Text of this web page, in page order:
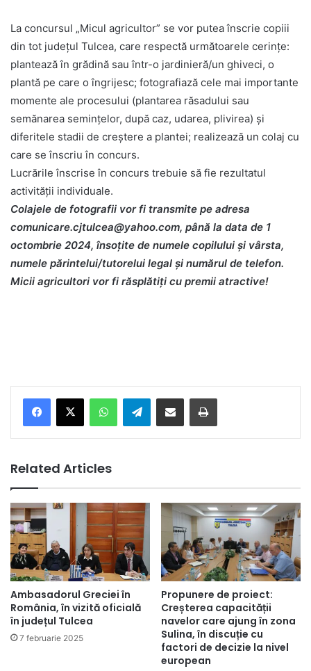
La concursul „Micul agricultor” se vor putea înscrie copiii
din tot județul Tulcea, care respectă următoarele cerințe:
plantează în grădină sau într-o jardinieră/un ghiveci, o
plantă pe care o îngrijesc; fotografiază cele mai importante
momente ale procesului (plantarea răsadului sau
semănarea semințelor, după caz, udarea, plivirea) și
diferitele stadii de creștere a plantei; realizează un colaj cu
care se înscriu în concurs.
Lucrările înscrise în concurs trebuie să fie rezultatul
activității individuale.
Colajele de fotografii vor fi transmite pe adresa
comunicare.cjtulcea@yahoo.com, până la data de 1
octombrie 2024, însoțite de numele copilului și vârsta,
numele părintelui/tutorelui legal și numărul de telefon.
Micii agricultori vor fi răsplătiți cu premii atractive!
Telegram
Related Articles
Ambasadorul Greciei în
România, în vizită oficială
în județul Tulcea
7 februarie 2025
Propunere de proiect:
Creșterea capacității
navelor care ajung în zona
Sulina, în discuție cu
factori de decizie la nivel
european